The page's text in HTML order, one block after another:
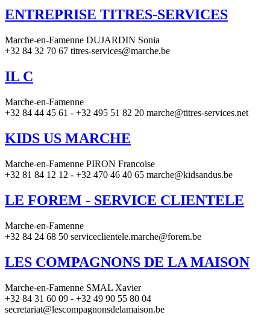
ENTREPRISE TITRES-SERVICES
Marche-en-Famenne DUJARDIN Sonia
+32 84 32 70 67 titres-services@marche.be
IL C
Marche-en-Famenne
+32 84 44 45 61 - +32 495 51 82 20 marche@titres-services.net
KIDS US MARCHE
Marche-en-Famenne PIRON Francoise
+32 81 84 12 12 - +32 470 46 40 65 marche@kidsandus.be
LE FOREM - SERVICE CLIENTELE
Marche-en-Famenne
+32 84 24 68 50 serviceclientele.marche@forem.be
LES COMPAGNONS DE LA MAISON
Marche-en-Famenne SMAL Xavier
+32 84 31 60 09 - +32 49 90 55 80 04
secretariat@lescompagnonsdelamaison.be